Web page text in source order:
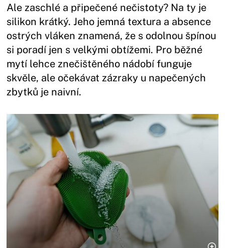
Ale zaschlé a připečené nečistoty? Na ty je
silikon krátký. Jeho jemná textura a absence
ostrých vláken znamená, že s odolnou špínou
si poradí jen s velkými obtížemi. Pro běžné
mytí lehce znečištěného nádobí funguje
skvěle, ale očekávat zázraky u napečených
zbytků je naivní.